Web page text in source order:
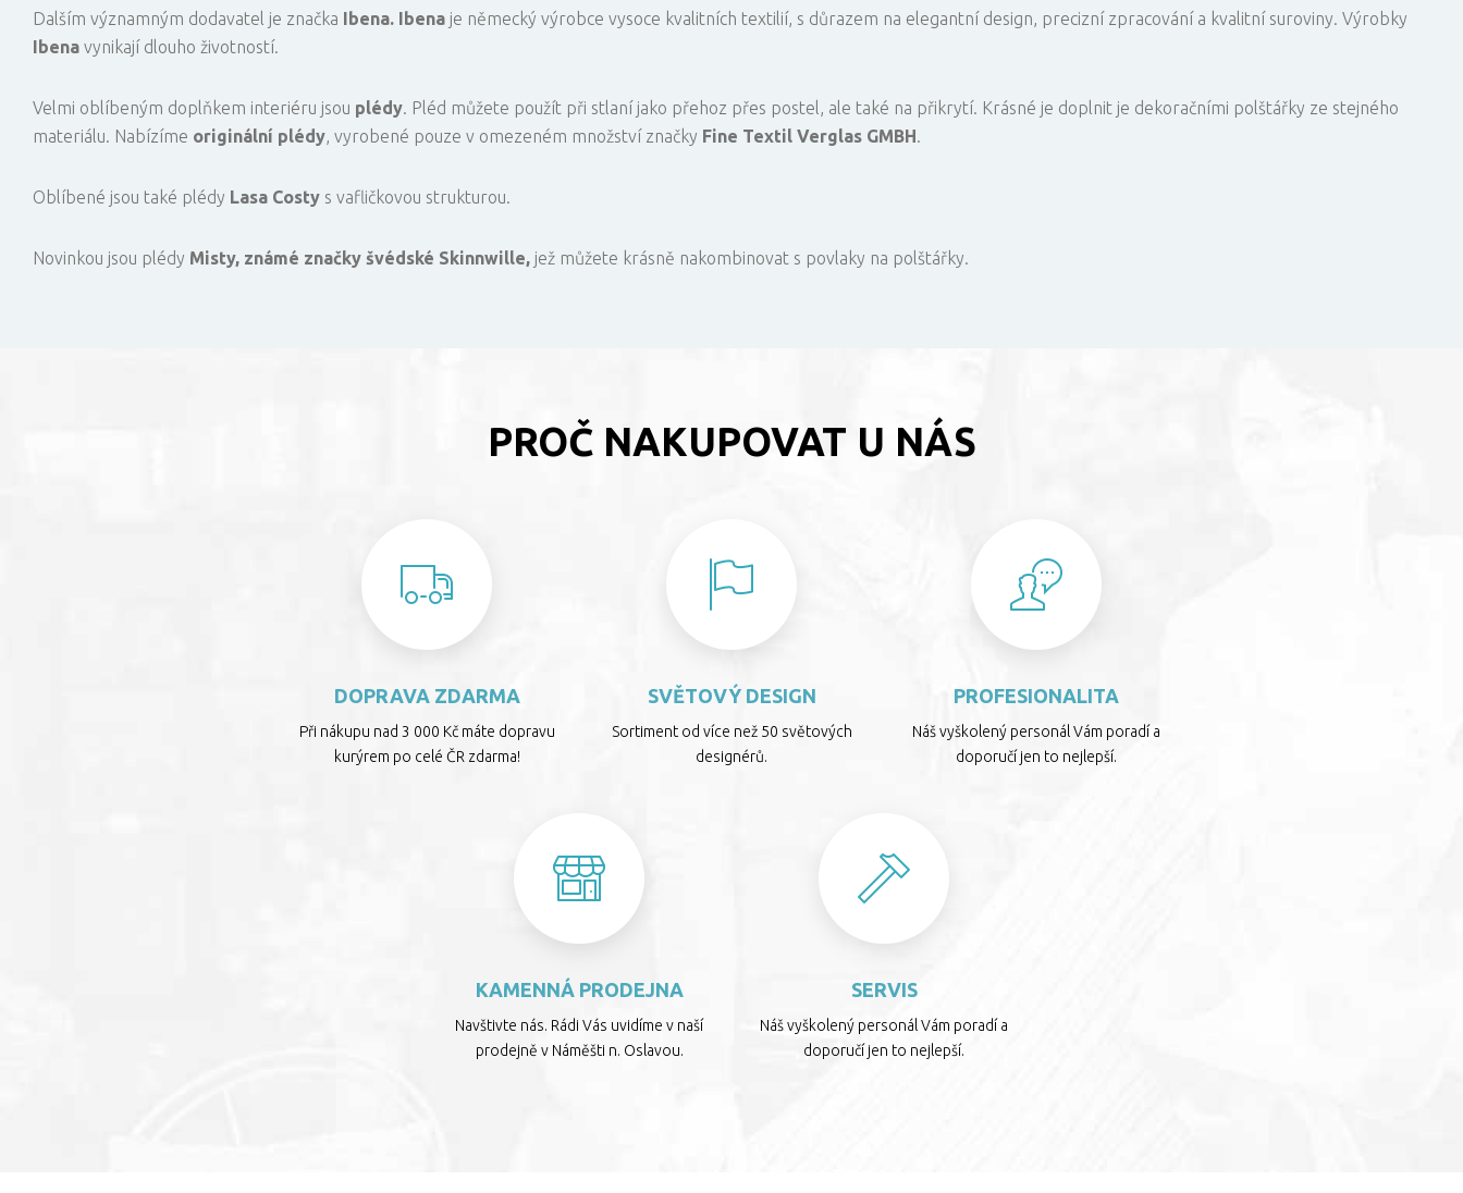
Dalším významným dodavatel je značka Ibena. Ibena je německý výrobce vysoce kvalitních textilií, s důrazem na elegantní design, precizní zpracování a kvalitní suroviny. Výrobky
Ibena vynikají dlouho životností.
Velmi oblíbeným doplňkem interiéru jsou plédy. Pléd můžete použít při stlaní jako přehoz přes postel, ale také na přikrytí. Krásné je doplnit je dekoračními polštářky ze stejného
materiálu. Nabízíme originální plédy, vyrobené pouze v omezeném množství značky Fine Textil Verglas GMBH.
Oblíbené jsou také plédy Lasa Costy s vafličkovou strukturou.
Novinkou jsou plédy Misty, známé značky švédské Skinnwille, jež můžete krásně nakombinovat s povlaky na polštářky.
PROČ NAKUPOVAT U NÁS
DOPRAVA ZDARMA
Při nákupu nad 3 000 Kč máte dopravu
kurýrem po celé ČR zdarma!
SVĚTOVÝ DESIGN
Sortiment od více než 50 světových
designérů.
PROFESIONALITA
Náš vyškolený personál Vám poradí a
doporučí jen to nejlepší.
KAMENNÁ PRODEJNA
Navštivte nás. Rádi Vás uvidíme v naší
prodejně v Náměšti n. Oslavou.
SERVIS
Náš vyškolený personál Vám poradí a
doporučí jen to nejlepší.